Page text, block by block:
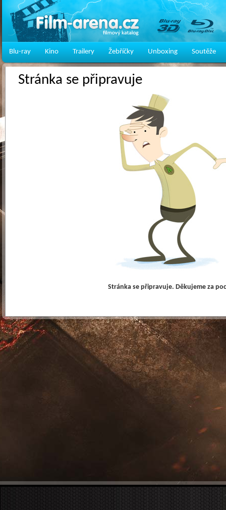
Blu-ray Kino Trailery Žebříčky Unboxing Soutěže
Stránka se připravuje
Stránka se připravuje. Děkujeme za